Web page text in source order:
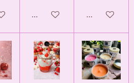
au panierAjouter au panierAjouter au